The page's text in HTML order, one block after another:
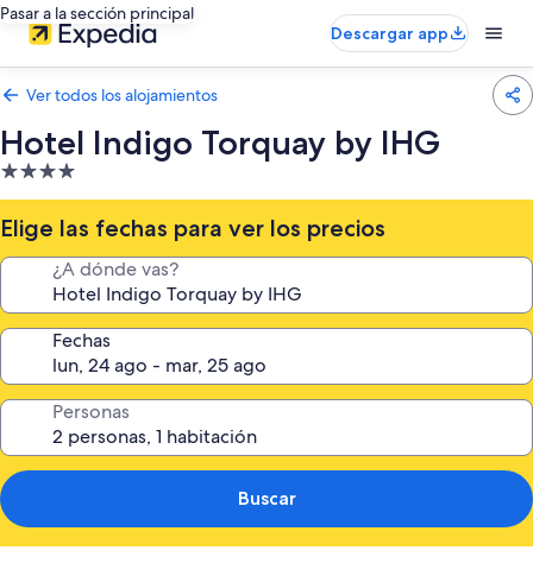
Pasar a la sección principal
Descargar app
Ver todos los alojamientos
Hotel Indigo Torquay by IHG
Alojamiento
de
4.0 estrellas
Elige las fechas para ver los precios
¿A dónde vas?
Fechas
Personas
Buscar